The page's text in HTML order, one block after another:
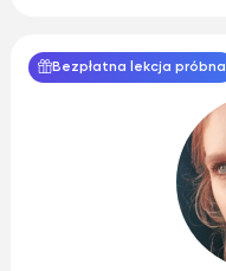
Bezpłatna lekcja próbna